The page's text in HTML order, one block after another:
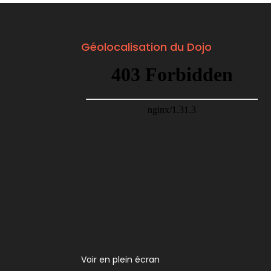
Géolocalisation du Dojo
Voir en plein écran